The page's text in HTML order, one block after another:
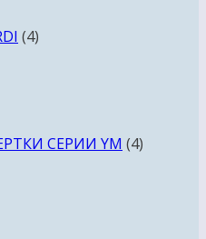
4товара
СЕРИИ YM 4